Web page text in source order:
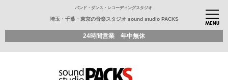
バンド・ダンス・レコーディングスタジオ
埼玉・千葉・東京の音楽スタジオ sound studio PACKS
24時間営業 年中無休